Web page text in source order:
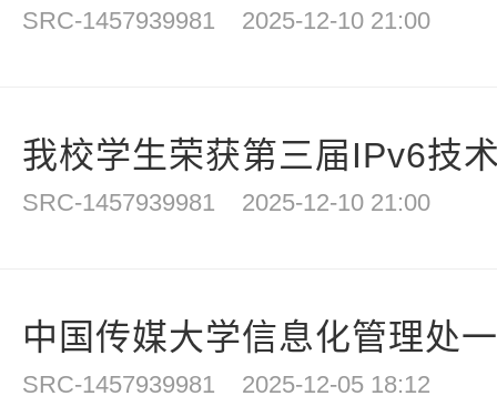
SRC-1457939981 2025-12-10 21:00
我校学生荣获第三届IPv6技
SRC-1457939981 2025-12-10 21:00
中国传媒大学信息化管理处
SRC-1457939981 2025-12-05 18:12